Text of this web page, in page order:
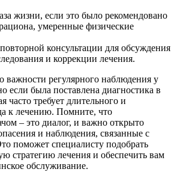
жизни, если это было рекомендовано
умеренные физические
консультации для обсуждения
и коррекции лечения.
важности регулярного наблюдения у
если была поставлена диагностика в
часто требует длительного и
к лечению. Помните, что
– это диалог, и важно открыто
и наблюдения, связанные с
поможет специалисту подобрать
стратегию лечения и обеспечить вам
обслуживание.